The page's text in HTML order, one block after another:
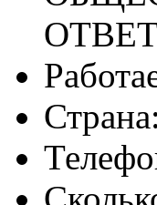
Страна: